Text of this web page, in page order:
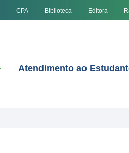
CPA Biblioteca Editora
Atendimento ao